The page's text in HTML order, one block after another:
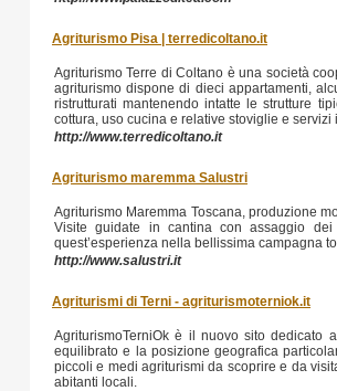
Agriturismo Pisa | terredicoltano.it
Agriturismo Terre di Coltano è una società
agriturismo dispone di dieci appartamenti,
ristrutturati mantenendo intatte le strutture
cottura, uso cucina e relative stoviglie e
http://www.terredicoltano.it
Agriturismo maremma Salustri
Agriturismo Maremma Toscana, produzione
Visite guidate in cantina con assaggio
quest’esperienza nella bellissima campagna
http://www.salustri.it
Agriturismi di Terni - agriturismoterniok.it
AgriturismoTerniOk è il nuovo sito
equilibrato e la posizione geografica
piccoli e medi agriturismi da scoprire e da
abitanti locali.